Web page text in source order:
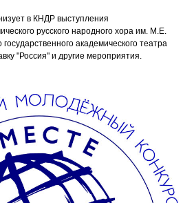
в КНДР выступления
русского народного хора им. М.Е.
государственного академического театра
"Россия" и другие мероприятия.